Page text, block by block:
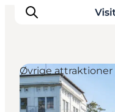
Inspiration
Øvrige attraktioner